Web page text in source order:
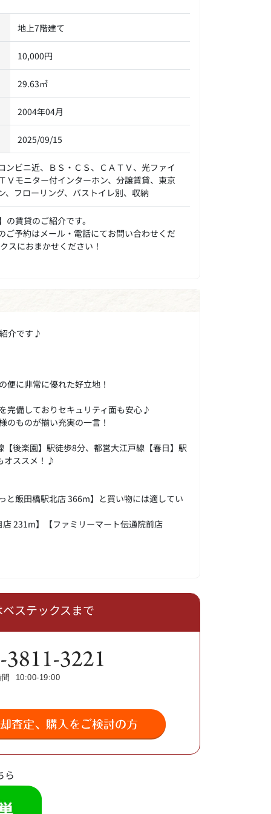
地上7階建て
10,000円
29.63㎡
2004年04月
2025/09/15
ビニ近、ＢＳ・ＣＳ、ＣＡＴＶ、光ファイ
Ｖモニター付インターホン、分譲賃貸、東京
フローリング、バストイレ別、収納
賃貸のご紹介です。
予約はメール・電話にてお問い合わせくだ
スにおまかせください！
介です♪
便に非常に優れた好立地！
完備しておりセキュリティ面も安心♪
ものが揃い充実の一言！
後楽園】駅徒歩8分、都営大江戸線【春日】駅
オススメ！♪
と飯田橋駅北店 366m】と買い物には適してい
231m】【ファミリーマート伝通院前店
ステックスまで
ら